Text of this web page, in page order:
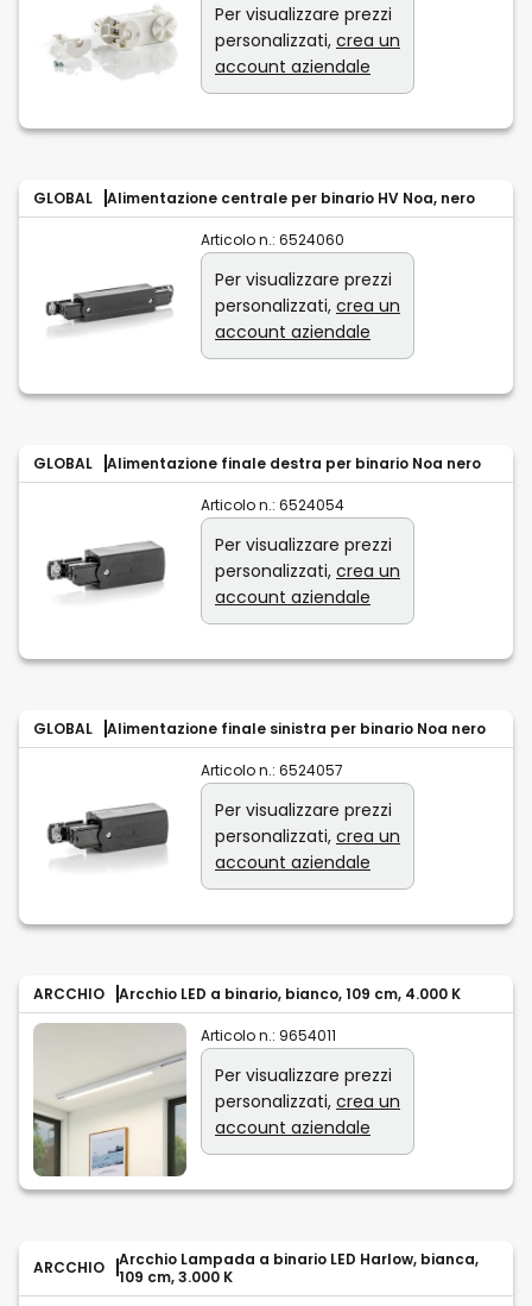
Per visualizzare prezzi
personalizzati, crea un
account aziendale
GLOBAL Alimentazione centrale per binario HV Noa, nero
Articolo n.: 6524060
Per visualizzare prezzi
personalizzati, crea un
account aziendale
GLOBAL Alimentazione finale destra per binario Noa nero
Articolo n.: 6524054
Per visualizzare prezzi
personalizzati, crea un
account aziendale
GLOBAL Alimentazione finale sinistra per binario Noa nero
Articolo n.: 6524057
Per visualizzare prezzi
personalizzati, crea un
account aziendale
ARCCHIO Arcchio LED a binario, bianco, 109 cm, 4.000 K
Articolo n.: 9654011
Per visualizzare prezzi
personalizzati, crea un
account aziendale
ARCCHIO
Arcchio Lampada a binario LED Harlow, bianca,
109 cm, 3.000 K